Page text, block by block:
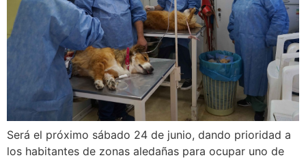
Será el próximo sábado 24 de junio, dando prioridad a
los habitantes de zonas aledañas para ocupar uno de